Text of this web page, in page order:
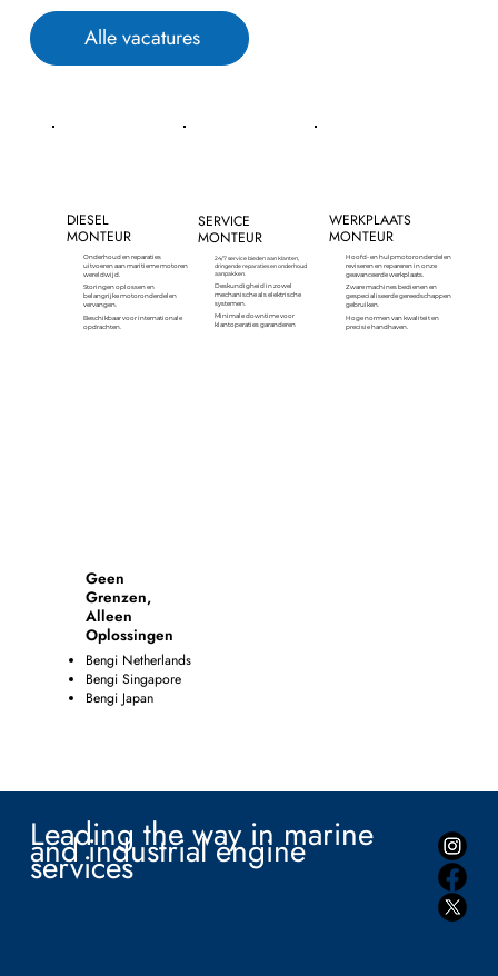
Alle vacatures
DIESEL
MONTEUR
Onderhoud en reparaties
uitvoeren aan maritieme motoren
wereldwijd.
Storingen oplossen en
belangrijke motoronderdelen
vervangen.
Beschikbaar voor internationale
opdrachten.
SERVICE
MONTEUR
24/7 service bieden aan klanten,
dringende reparaties en onderhoud
aanpakken.​
Deskundigheid in zowel
mechanische als elektrische
systemen.
Minimale downtime voor
klantoperaties garanderen
WERKPLAATS
MONTEUR
Hoofd- en hulpmotoronderdelen
reviseren en repareren in onze
geavanceerde werkplaats.
Zware machines bedienen en
gespecialiseerde gereedschappen
gebruiken.
Hoge normen van kwaliteit en
precisie handhaven.
Leading the way in marine
and industrial engine
services
Geen
Grenzen,
Alleen
Oplossingen
Bengi Netherlands
Bengi Singapore
Bengi Japan